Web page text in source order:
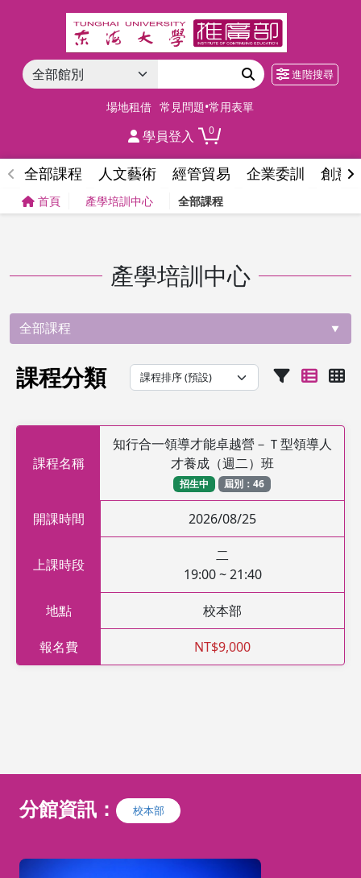
進階搜尋
場地租借 常見問題•常用表單
學員登入 0
全部課程 人文藝術 經管貿易 企業委訓 創意
首頁 產學培訓中心 全部課程
產學培訓中心
全部課程
課程分類
課程名稱
知行合一領導才能卓越營－Ｔ型領導人
才養成（週二）班
招生中 屆別：46
開課時間 2026/08/25
上課時段
二
19:00 ~ 21:40
地點 校本部
報名費 NT$9,000
分館資訊： 校本部